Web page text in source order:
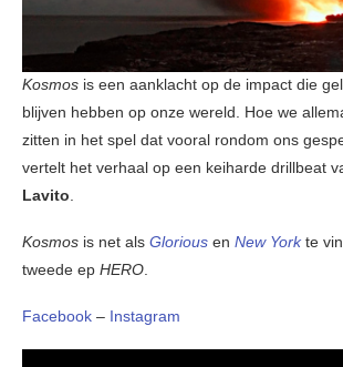
Kosmos is een aanklacht op de impact die
blijven hebben op onze wereld. Hoe we
zitten in het spel dat vooral rondom ons
vertelt het verhaal op een keiharde drillbeat
Lavito.
Kosmos is net als Glorious en New Yorkte
tweede ep HERO.
Facebook – Instagram